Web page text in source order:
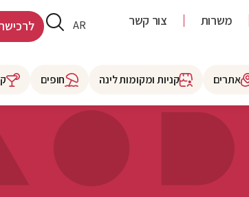
משרות צור קשר AR
HE
אתרים קניות ומקומות לינה חופים